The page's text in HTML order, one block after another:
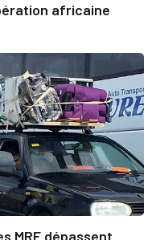
africaine
MRE dépassent